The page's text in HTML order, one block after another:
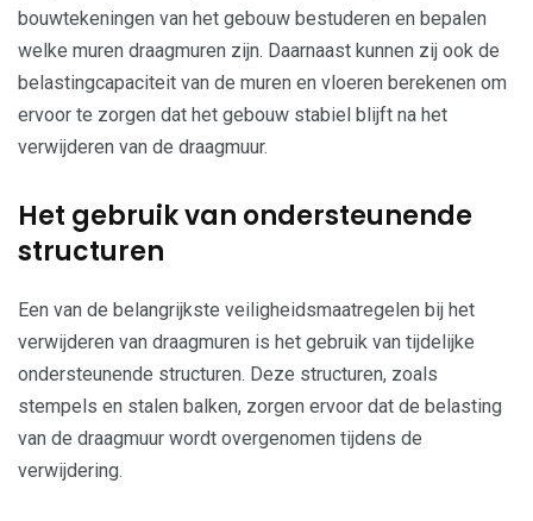
bouwtekeningen van het gebouw bestuderen en bepalen
welke muren draagmuren zijn. Daarnaast kunnen zij ook de
belastingcapaciteit van de muren en vloeren berekenen om
ervoor te zorgen dat het gebouw stabiel blijft na het
verwijderen van de draagmuur.
Het gebruik van ondersteunende
structuren
Een van de belangrijkste veiligheidsmaatregelen bij het
verwijderen van draagmuren is het gebruik van tijdelijke
ondersteunende structuren. Deze structuren, zoals
stempels en stalen balken, zorgen ervoor dat de belasting
van de draagmuur wordt overgenomen tijdens de
verwijdering.